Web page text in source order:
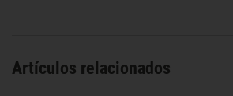
Artículos relacionados